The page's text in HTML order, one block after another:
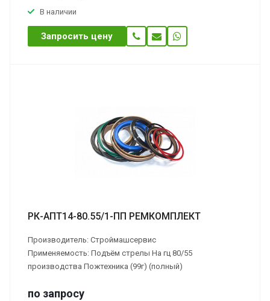
В наличии
Запросить цену
РК-АПТ14-80.55/1-ПП РЕМКОМПЛЕКТ
Производитель: Строймашсервис
Применяемость: Подъём стрелы На гц 80/55
производства Пожтехника (99г) (полный)
по запросу